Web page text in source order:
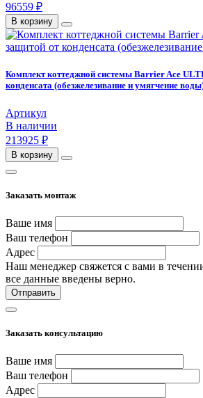
96559 ₽
В корзину
Комплект коттеджной системы Barrier Ace
конденсата (обезжелезивание и умягчение
Артикул
В наличии
213925 ₽
В корзину
Заказать монтаж
Ваше имя
Ваш телефон
Адрес
Наш менеджер свяжется с вами в
все данные введены верно.
Отправить
Заказать консультацию
Ваше имя
Ваш телефон
Адрес